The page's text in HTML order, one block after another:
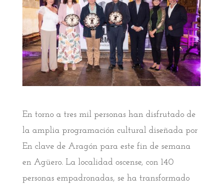
En torno a tres mil personas han disfrutado de
la amplia programación cultural diseñada por
En clave de Aragón para este fin de semana
en Agüero. La localidad oscense, con 140
personas empadronadas, se ha transformado